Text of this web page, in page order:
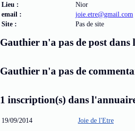
Lieu :
Nior
email :
joie.etre@gmail.com
Site :
Pas de site
Gauthier n'a pas de post dans
Gauthier n'a pas de
1 inscription(s) dans
19/09/2014 Joie de l'Etre